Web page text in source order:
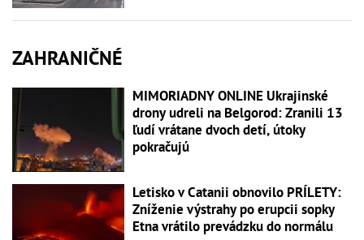
ZAHRANIČNÉ
MIMORIADNY ONLINE Ukrajinské
drony udreli na Belgorod: Zranili 13
ľudí vrátane dvoch detí, útoky
pokračujú
Letisko v Catanii obnovilo PRÍLETY:
Zníženie výstrahy po erupcii sopky
Etna vrátilo prevádzku do normálu